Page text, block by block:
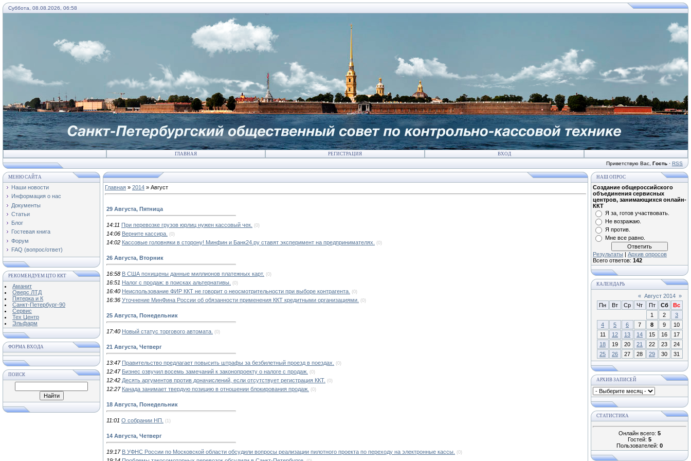
Суббота, 08.08.2026, 06:58
ГЛАВНАЯ РЕГИСТРАЦИЯ ВХОД
Приветствую Вас Гость · RSS
МЕНЮ САЙТА
Наши новости
Информация о нас
Документы
Статьи
Блог
Гостевая книга
Форум
FAQ (вопрос/ответ)
РЕКОМЕНДУЕМ ЦТО ККТ
Аманит
Оверс ЛТД
Пятерка и К
Санкт-Петербург-90
Сервис
Тех Центр
Эльфарм
ФОРМА ВХОДА
ПОИСК
Главная » 2014 » Август
29 Августа, Пятница
14:11 При перевозке грузов юрлиц нужен кассовый чек. (0)
14:06 Верните кассира. (0)
14:02 Кассовые головняки в сторону! Минфин и Банк24.ру ставят эксперимент на предпринимателях. (0)
26 Августа, Вторник
16:58 В США похищены данные миллионов платежных карт. (0)
16:51 Налог с продаж: в поисках альтернативы. (0)
16:40 Неиспользование ФИР ККТ не говорит о неосмотрительности при выборе контрагента. (0)
16:36 Уточнение МинФина России об обязанности применения ККТ кредитными организациями. (0)
25 Августа, Понедельник
17:40 Новый статус торгового автомата. (0)
21 Августа, Четверг
13:47 Правительство предлагает повысить штрафы за безбилетный проезд в поездах. (0)
12:47 Бизнес озвучил восемь замечаний к законопроекту о налоге с продаж. (0)
12:42 Десять аргументов против доначислений, если отсутствует регистрация ККТ. (0)
12:27 Канада занимает твердую позицию в отношении блокирования продаж. (0)
18 Августа, Понедельник
11:01 О собрании НП. (1)
14 Августа, Четверг
19:17 В УФНС России по Московской области обсудили вопросы реализации пилотного проекта по переходу на электронные кассы. (0)
НАШ ОПРОС
Создание общероссийского
объединения сервисных
центров, занимающихся онлайн-
ККТ
Я за, готов участвовать.
Не возражаю.
Я против.
Мне все равно.
Результаты | Архив опросов
Всего ответов: 142
КАЛЕНДАРЬ
« Август 2014 »
Пн
Вт Ср Чт Пт Сб
Вс
1
2
3
4
5 6 7 8 9
10
11
12 13 14 15 16
17
18
19 20 21 22 23
24
25
26 27 28 29 30 31
АРХИВ ЗАПИСЕЙ
СТАТИСТИКА
Онлайн всего: 5
Гостей: 5
Пользователей: 0